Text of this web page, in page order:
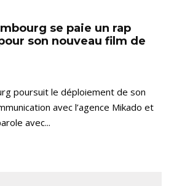
se paie un rap
son nouveau film de
poursuit le déploiement de son
avec l’agence Mikado et
avec...